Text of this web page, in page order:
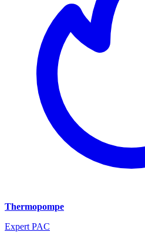
Thermopompe
Expert PAC